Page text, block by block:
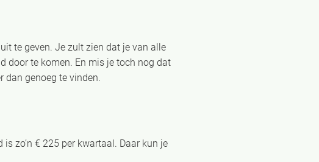
te geven. Je zult zien dat je van alle
door te komen. En mis je toch nog dat
dan genoeg te vinden.
zo’n € 225 per kwartaal. Daar kun je